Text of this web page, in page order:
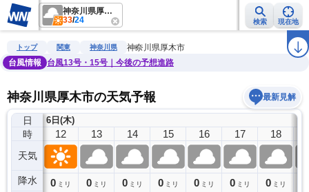
神奈川県厚木市
33/24 検索 現在地
雨雲レーダー 台風情報 地震情報 警報・注意報 ラ
トップ 関東 神奈川県
神奈川県厚木市
台風情報
台風13号・15号｜今後の予想進路
神奈川県厚木市の天気予報 最新見解
日
時
天気
降水
6日(木)
11
0ミリ
12
0 ミリ
13
0 ミリ
14
0 ミリ
15
0 ミリ
16
0 ミリ
17
0 ミリ
18
0 ミリ